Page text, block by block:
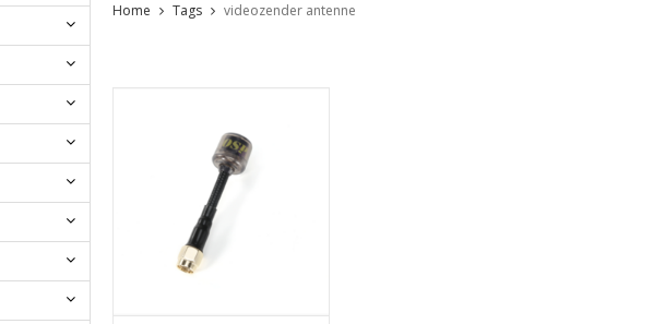
Home Tags videozender antenne